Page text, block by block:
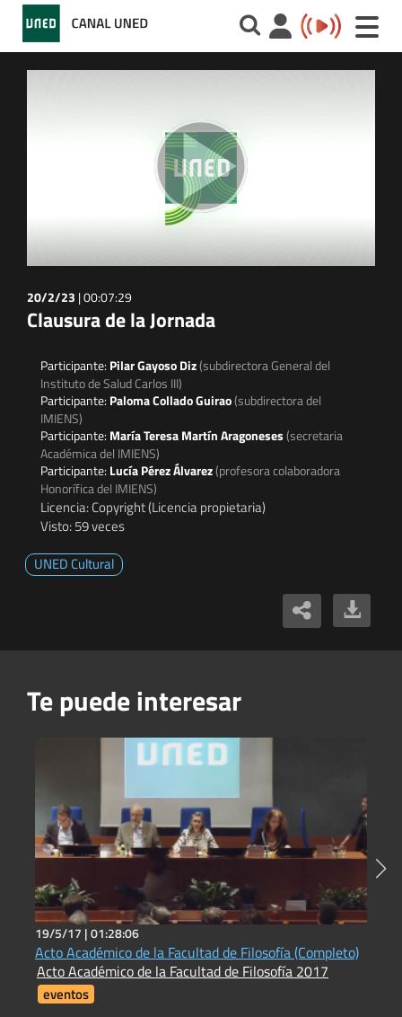
Toggle
20/2/23 |00:07:29
Clausura de la Jornada
Participante: Pilar Gayoso Diz(subdirectora General del
Instituto de Salud Carlos III)
Participante: Paloma Collado Guirao(subdirectora del
IMIENS)
Participante: María Teresa Martín Aragoneses(secretaria
Académica del IMIENS)
Participante: Lucía Pérez Álvarez(profesora colaboradora
Honorífica del IMIENS)
Licencia: Copyright (Licencia propietaria)
Visto: 59 veces
UNED Cultural
Te puede interesar
19/5/17 |01:28:06
Acto Académico de la Facultad de Filosofía (Completo)
Acto Académico de la Facultad de Filosofía 2017
eventos